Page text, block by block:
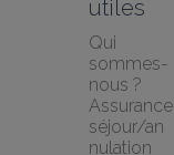
utiles
Qui
sommes-
nous ?
Assurance
séjour/an
nulation